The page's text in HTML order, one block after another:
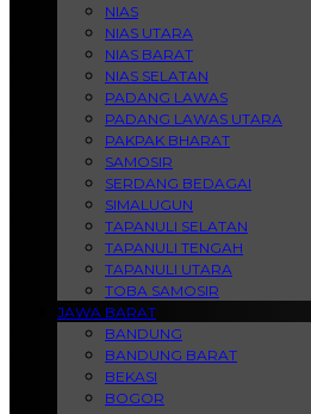
NIAS
NIAS UTARA
NIAS BARAT
NIAS SELATAN
PADANG LAWAS
PADANG LAWAS UTARA
PAKPAK BHARAT
SAMOSIR
SERDANG BEDAGAI
SIMALUGUN
TAPANULI SELATAN
TAPANULI TENGAH
TAPANULI UTARA
TOBA SAMOSIR
JAWA BARAT
BANDUNG
BANDUNG BARAT
BEKASI
BOGOR